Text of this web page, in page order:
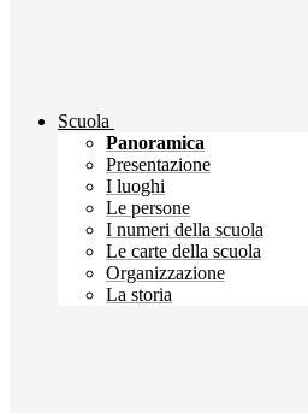
Scuola
Panoramica
Presentazione
I luoghi
Le persone
I numeri della scuola
Le carte della scuola
Organizzazione
La storia